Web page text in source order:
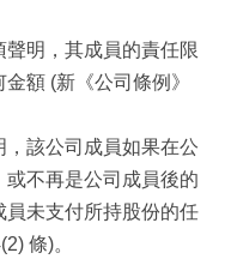
聲明，其成員的責任限
額 (新《公司條例》
該公司成員如果在公
不再是公司成員後的
未支付所持股份的任
條)。